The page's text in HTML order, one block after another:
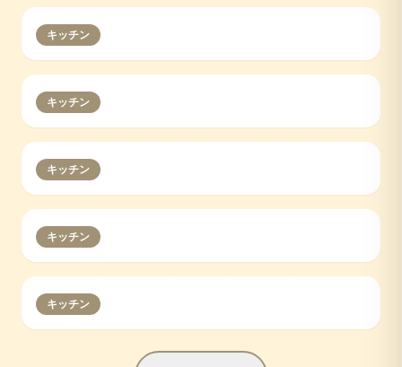
キッチン
キッチン
キッチン
キッチン
キッチン